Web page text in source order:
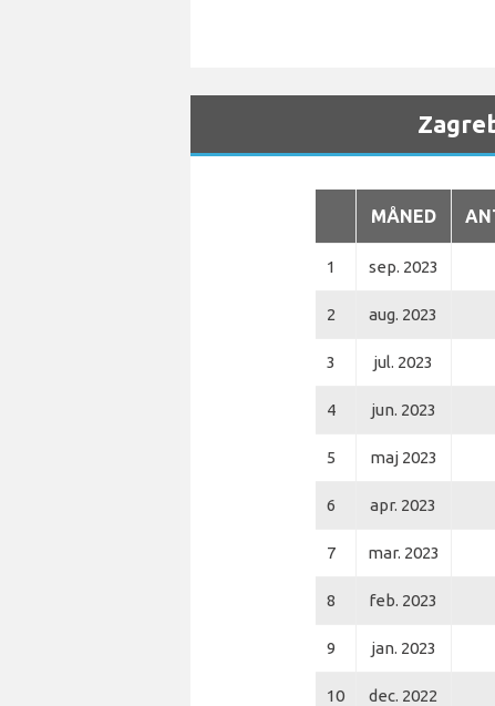
MÅNED
1 sep. 2023
2 aug. 2023
3 jul. 2023
4 jun. 2023
5 maj 2023
6 apr. 2023
7 mar. 2023
8 feb. 2023
9 jan. 2023
10 dec. 2022